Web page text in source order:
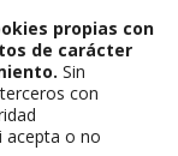
propias con
de carácter
Sin
con
acepta o no